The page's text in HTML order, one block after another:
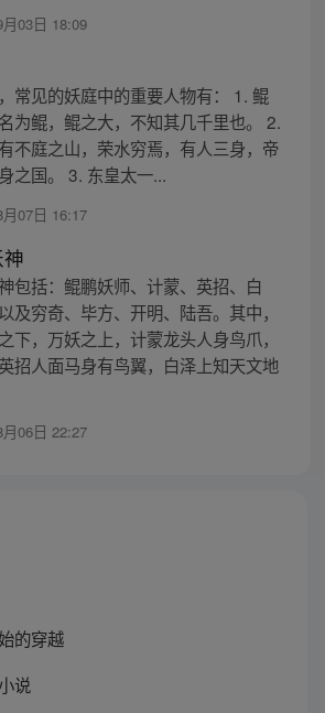
03日 18:09
常见的妖庭中的重要人物有： 1. 鲲
为鲲，鲲之大，不知其几千里也。 2.
不庭之山，荣水穷焉，有人三身，帝
之国。 3. 东皇太一...
07日 16:17
包括：鲲鹏妖师、计蒙、英招、白
及穷奇、毕方、开明、陆吾。其中，
下，万妖之上，计蒙龙头人身鸟爪，
招人面马身有鸟翼，白泽上知天文地
06日 22:27
的穿越
说